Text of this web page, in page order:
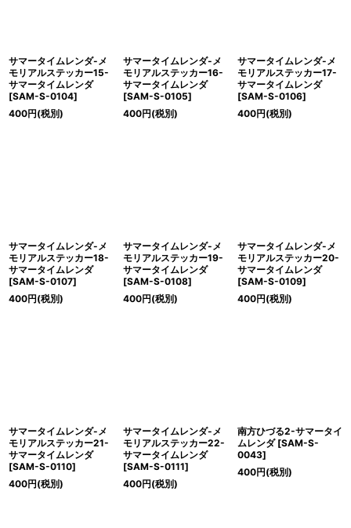
サマータイムレンダ-メ
モリアルステッカー15-
サマータイムレンダ
[SAM-S-0104]
400円(税別)
サマータイムレンダ-メ
モリアルステッカー16-
サマータイムレンダ
[SAM-S-0105]
400円(税別)
サマータイムレンダ-メ
モリアルステッカー17-
サマータイムレンダ
[SAM-S-0106]
400円(税別)
サマータイムレンダ-メ
モリアルステッカー18-
サマータイムレンダ
[SAM-S-0107]
400円(税別)
サマータイムレンダ-メ
モリアルステッカー19-
サマータイムレンダ
[SAM-S-0108]
400円(税別)
サマータイムレンダ-メ
モリアルステッカー20-
サマータイムレンダ
[SAM-S-0109]
400円(税別)
サマータイムレンダ-メ
モリアルステッカー21-
サマータイムレンダ
[SAM-S-0110]
400円(税別)
サマータイムレンダ-メ
モリアルステッカー22-
サマータイムレンダ
[SAM-S-0111]
400円(税別)
南方ひづる2-サマータイ
ムレンダ [SAM-S-
0043]
400円(税別)